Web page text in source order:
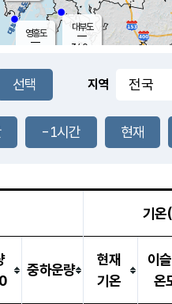
풍도
m/s
영흥도
35.4
℃
대부도
34.0
지역
-1시간 현재
기
중하운량
현재
기온
이
온